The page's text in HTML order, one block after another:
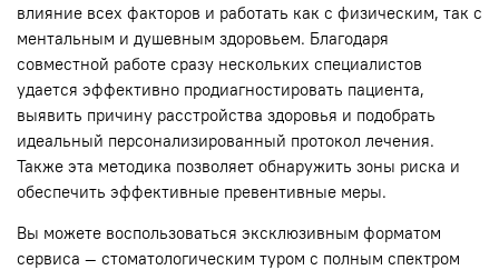
влияние всех факторов и работать как с физическим, так с
ментальным и душевным здоровьем. Благодаря
совместной работе сразу нескольких специалистов
удается эффективно продиагностировать пациента,
выявить причину расстройства здоровья и подобрать
идеальный персонализированный протокол лечения.
Также эта методика позволяет обнаружить зоны риска и
обеспечить эффективные превентивные меры.
Вы можете воспользоваться эксклюзивным форматом
сервиса — стоматологическим туром с полным спектром